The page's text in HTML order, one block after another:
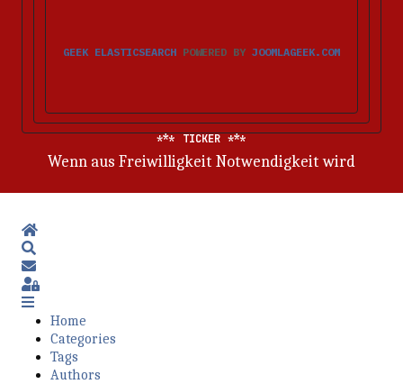
GEEK ELASTICSEARCH POWERED BY JOOMLAGEEK.COM
TICKER
Wenn aus Freiwilligkeit Notwendigkeit wird
Home
Subscribe to blog
Sign In
Home
Categories
Tags
Authors